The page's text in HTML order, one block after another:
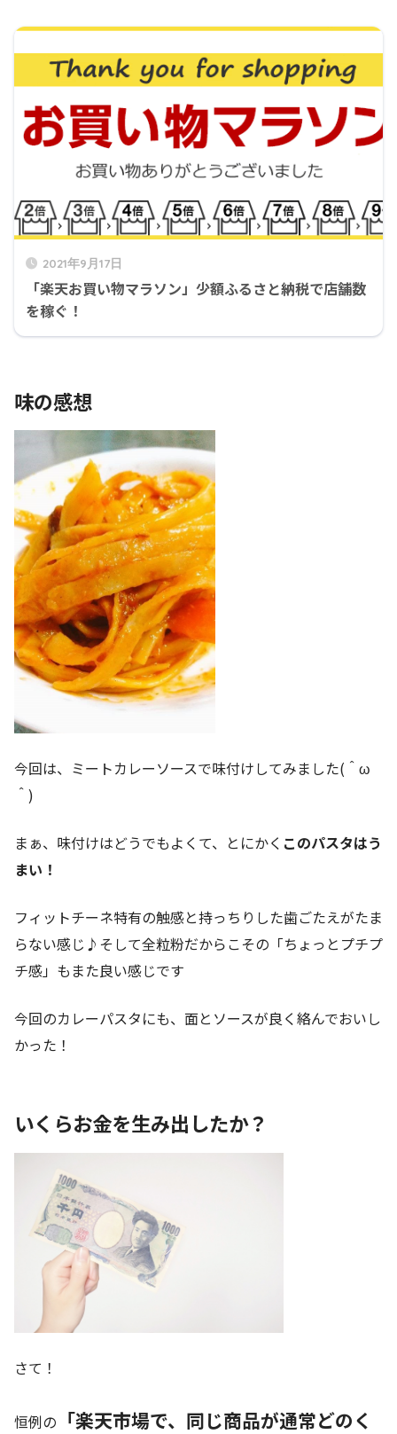
2021年9月17日
「楽天お買い物マラソン」少額ふるさと納税で店舗数
を稼ぐ！
味の感想
今回は、ミートカレーソースで味付けしてみました(＾ω
＾)
まぁ、味付けはどうでもよくて、とにかく このパスタはう
まい！
フィットチーネ特有の触感と持っちりした歯ごたえがたま
らない感じ♪そして全粒粉だからこその「ちょっとプチプ
チ感」もまた良い感じです
今回のカレーパスタにも、面とソースが良く絡んでおいし
かった！
いくらお金を生み出したか？
さて！
恒例の 「楽天市場で、同じ商品が通常どのく